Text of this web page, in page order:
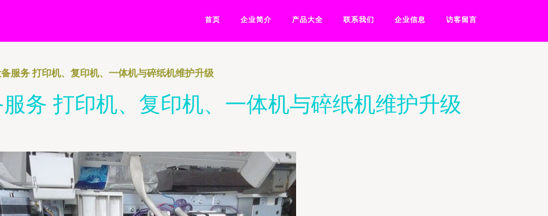
首页 企业简介 产品大全 联系我们 企业信息 访客留言
服务 打印机、复印机、一体机与碎纸机维护升级
务 打印机、复印机、一体机与碎纸机维护升级